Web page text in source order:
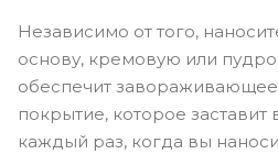
Независимо от того,
основу, кремовую или
обеспечит
покрытие, которое заставит
каждый раз, когда вы